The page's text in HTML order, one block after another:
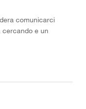
comunicarci
cercando e un